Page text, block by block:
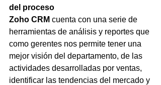
del proceso
Zoho CRM cuenta con una serie de
herramientas de análisis y reportes que
como gerentes nos permite tener una
mejor visión del departamento, de las
actividades desarrolladas por ventas,
identificar las tendencias del mercado y